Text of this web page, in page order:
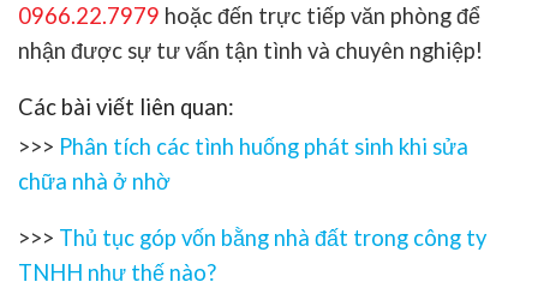
0966.22.7979 hoặc đến trực tiếp văn phòng để
nhận được sự tư vấn tận tình và chuyên nghiệp!
Các bài viết liên quan:
>>> Phân tích các tình huống phát sinh khi sửa
chữa nhà ở nhờ
>>> Thủ tục góp vốn bằng nhà đất trong công ty
TNHH như thế nào?